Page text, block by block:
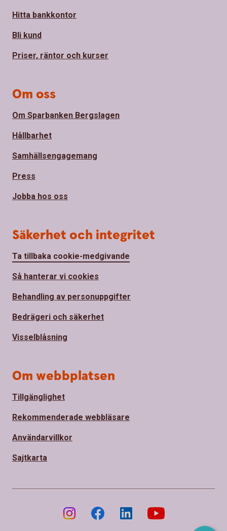
Hitta bankkontor
Bli kund
Priser, räntor och kurser
Om oss
Om Sparbanken Bergslagen
Hållbarhet
Samhällsengagemang
Press
Jobba hos oss
Säkerhet och integritet
Ta tillbaka cookie-medgivande
Så hanterar vi cookies
Behandling av personuppgifter
Bedrägeri och säkerhet
Visselblåsning
Om webbplatsen
Tillgänglighet
Rekommenderade webbläsare
Användarvillkor
Sajtkarta